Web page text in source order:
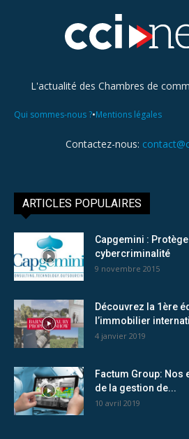
L'actualité des Chambres de
Qui sommes-nous ?•Mentions légales
Contactez-nous:
ARTICLES POPULAIRES
Capgemini :
cybercriminalité
9 novembre 2015
Découvrez la 1ère
l’immobilier
4 janvier 2019
Factum Group: Nos
de la gestion de...
10 avril 2019